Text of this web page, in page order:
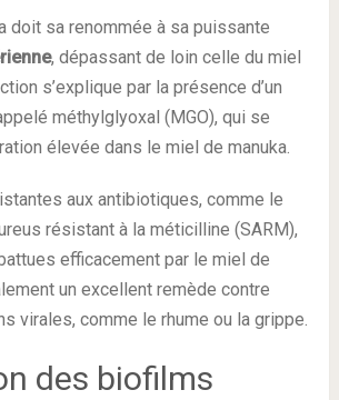
doit sa renommée à sa puissante
, dépassant de loin celle du miel
s’explique par la présence d’un
méthylglyoxal (MGO), qui se
élevée dans le miel de manuka.
aux antibiotiques, comme le
résistant à la méticilline (SARM),
efficacement par le miel de
un excellent remède contre
virales, comme le rhume ou la grippe.
des biofilms